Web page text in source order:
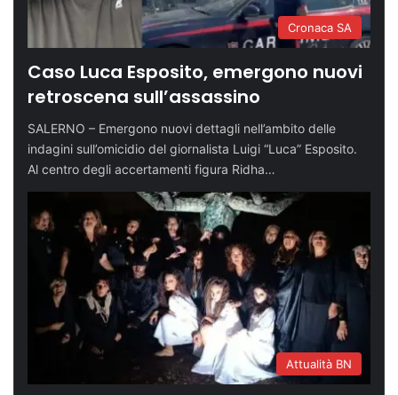
Cronaca SA
Caso Luca Esposito, emergono nuovi
retroscena sull’assassino
SALERNO – Emergono nuovi dettagli nell’ambito delle
indagini sull’omicidio del giornalista Luigi “Luca” Esposito.
Al centro degli accertamenti figura Ridha…
Attualità BN